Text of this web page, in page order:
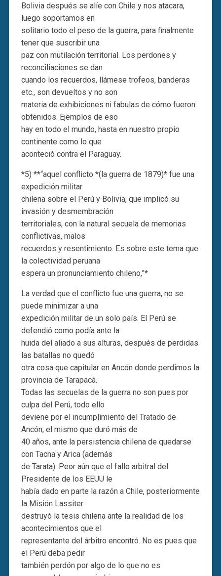
Bolivia después se alíe con Chile y nos atacara,
luego soportamos en
solitario todo el peso de la guerra, para finalmente
tener que suscribir una
paz con mutilación territorial. Los perdones y
reconciliaciones se dan
cuando los recuerdos, llámese trofeos, banderas
etc., son devueltos y no son
materia de exhibiciones ni fabulas de cómo fueron
obtenidos. Ejemplos de eso
hay en todo el mundo, hasta en nuestro propio
continente como lo que
aconteció contra el Paraguay.
*5) **“aquel conflicto *(la guerra de 1879)* fue una
expedición militar
chilena sobre el Perú y Bolivia, que implicó su
invasión y desmembración
territoriales, con la natural secuela de memorias
conflictivas, malos
recuerdos y resentimiento. Es sobre este tema que
la colectividad peruana
espera un pronunciamiento chileno,”*
La verdad que el conflicto fue una guerra, no se
puede minimizar a una
expedición militar de un solo país. El Perú se
defendió como podía ante la
huida del aliado a sus alturas, después de perdidas
las batallas no quedó
otra cosa que capitular en Ancón donde perdimos la
provincia de Tarapacá.
Todas las secuelas de la guerra no son pues por
culpa del Perú, todo ello
deviene por el incumplimiento del Tratado de
Ancón, el mismo que duró más de
40 años, ante la persistencia chilena de quedarse
con Tacna y Arica (además
de Tarata). Peor aún que el fallo arbitral del
Presidente de los EEUU le
había dado en parte la razón a Chile, posteriormente
la Misión Lassiter
destruyó la tesis chilena ante la realidad de los
acontecimientos que el
representante del árbitro encontró. No es pues que
el Perú deba pedir
también perdón por algo de lo que no es